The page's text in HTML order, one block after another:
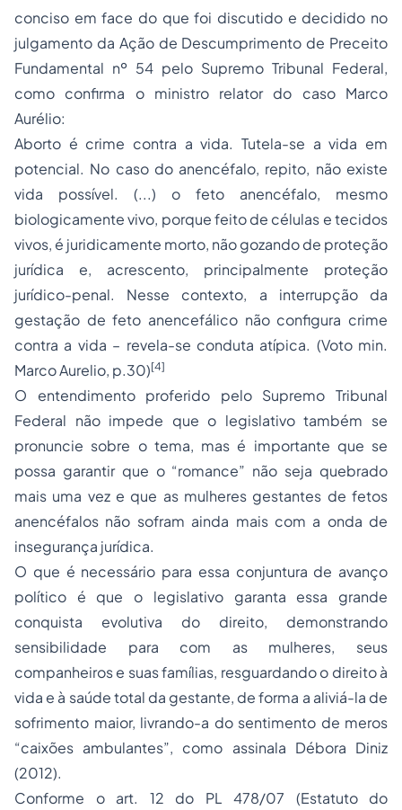
conciso em face do que foi discutido e decidido no
julgamento da Ação de Descumprimento de Preceito
Fundamental nº 54 pelo Supremo Tribunal Federal,
como confirma o ministro relator do caso Marco
Aurélio:
Aborto é crime contra a vida. Tutela-se a vida em
potencial. No caso do anencéfalo, repito, não existe
vida possível. (...) o feto anencéfalo, mesmo
biologicamente vivo, porque feito de células e tecidos
vivos, é juridicamente morto, não gozando de proteção
jurídica e, acrescento, principalmente proteção
jurídico-penal. Nesse contexto, a interrupção da
gestação de feto anencefálico não configura crime
contra a vida – revela-se conduta atípica. (Voto min.
Marco Aurelio, p.30)[4]
O entendimento proferido pelo Supremo Tribunal
Federal não impede que o legislativo também se
pronuncie sobre o tema, mas é importante que se
possa garantir que o “romance” não seja quebrado
mais uma vez e que as mulheres gestantes de fetos
anencéfalos não sofram ainda mais com a onda de
insegurança jurídica.
O que é necessário para essa conjuntura de avanço
político é que o legislativo garanta essa grande
conquista evolutiva do direito, demonstrando
sensibilidade para com as mulheres, seus
companheiros e suas famílias, resguardando o direito à
vida e à saúde total da gestante, de forma a aliviá-la de
sofrimento maior, livrando-a do sentimento de meros
“caixões ambulantes”, como assinala Débora Diniz
(2012).
Conforme o art. 12 do PL 478/07 (Estatuto do